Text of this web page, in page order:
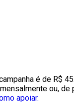
é de R$
ou, de
apoiar.